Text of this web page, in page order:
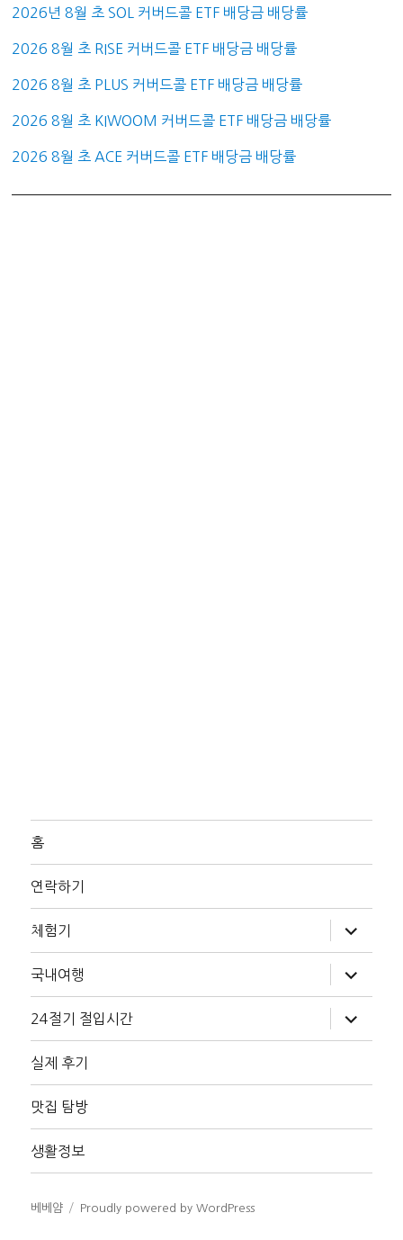
2026년 8월 초 SOL 커버드콜 ETF 배당금 배당률
2026 8월 초 RISE 커버드콜 ETF 배당금 배당률
2026 8월 초 PLUS 커버드콜 ETF 배당금 배당률
2026 8월 초 KIWOOM 커버드콜 ETF 배당금 배당률
2026 8월 초 ACE 커버드콜 ETF 배당금 배당률
홈
연락하기
체험기
위
메
확
장
국내여행
위
메
확
장
24절기 절입시간
위
메
장
실제 후기
맛집 탐방
생활정보
베베얌 Proudly powered by WordPress